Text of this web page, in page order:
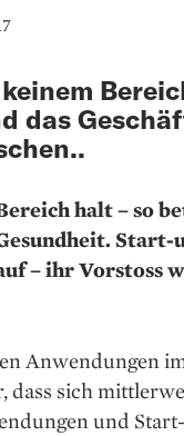
das
halt – so
Start-
– ihr Vorstoss
Anwendungen
dass sich
und